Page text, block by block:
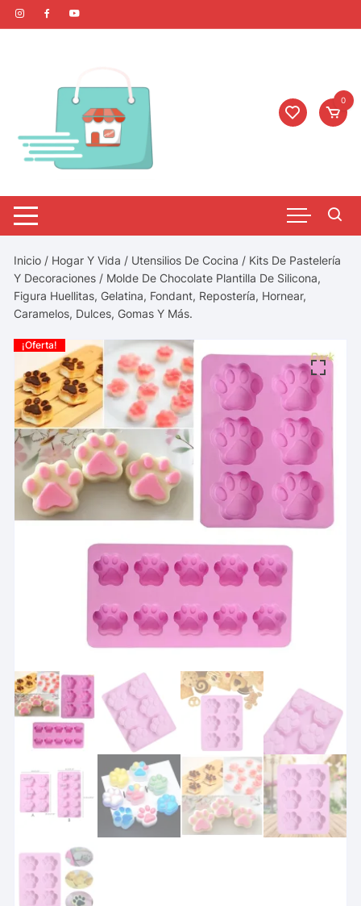
0
Inicio / Hogar Y Vida / Utensilios De Cocina / Kits De Pastelería
Y Decoraciones / Molde De Chocolate Plantilla De Silicona,
Figura Huellitas, Gelatina, Fondant, Repostería, Hornear,
Caramelos, Dulces, Gomas Y Más.
¡Oferta!